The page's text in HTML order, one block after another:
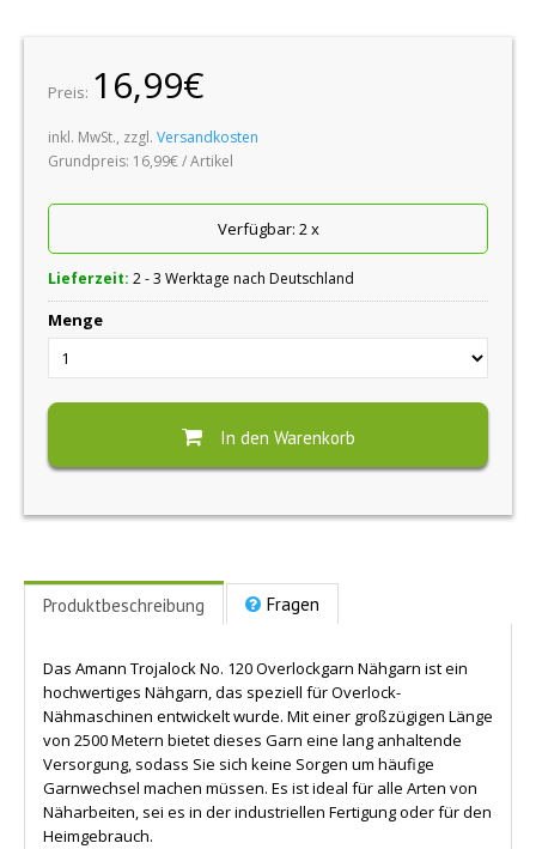
Preis: 16,99€
inkl. MwSt., zzgl.Versandkosten
Grundpreis: 16,99€ / Artikel
Verfügbar: 2x
Lieferzeit:2 - 3 Werktage nach Deutschland
Menge
In den Warenkorb
Produktbeschreibung Fragen
Das Amann Trojalock No. 120 Overlockgarn Nähgarn ist ein
hochwertiges Nähgarn, das speziell für Overlock-
Nähmaschinen entwickelt wurde. Mit einer großzügigen Länge
von 2500 Metern bietet dieses Garn eine lang anhaltende
Versorgung, sodass Sie sich keine Sorgen um häufige
Garnwechsel machen müssen. Es ist ideal für alle Arten von
Näharbeiten, sei es in der industriellen Fertigung oder für den
Heimgebrauch.